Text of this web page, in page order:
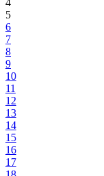
5
6
7
8
9
10
11
12
13
14
15
16
17